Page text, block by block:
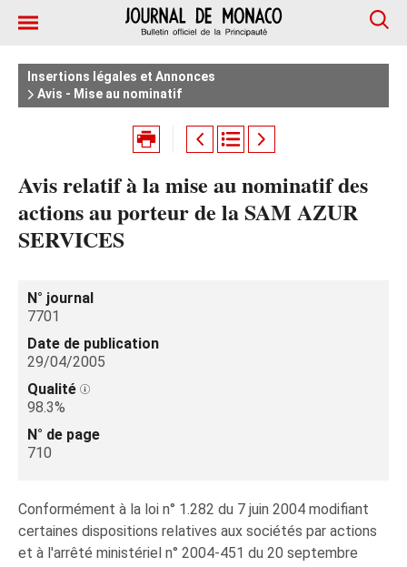
Insertions légales et Annonces
Avis - Mise au nominatif
Avis relatif à la mise au nominatif des
actions au porteur de la SAM AZUR
SERVICES
N° journal
7701
Date de publication
29/04/2005
Qualité
98.3%
N° de page
710
Conformément à la loi n° 1.282 du 7 juin 2004 modifiant
certaines dispositions relatives aux sociétés par actions
et à l'arrêté ministériel n° 2004-451 du 20 septembre